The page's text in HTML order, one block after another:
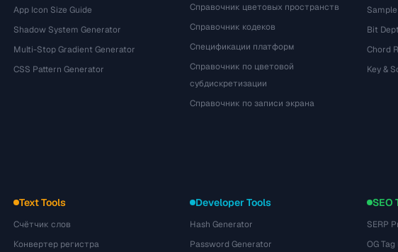
App Icon Size Guide
Shadow System Generator
Multi-Stop Gradient Generator
CSS Pattern Generator
Справочник цветовых пространств
Справочник кодеков
Спецификации платформ
Справочник по цветовой
субдискретизации
Справочник по записи экрана
Bit
Chord
Key &
Text Tools
Счётчик слов
Конвертер регистра
Developer Tools
Hash Generator
Password Generator
SEO
SERP
OG